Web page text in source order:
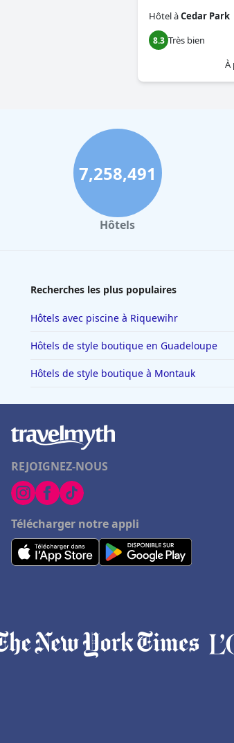
HôtelàCedar Park
8.3 Très bien
À
7,258,491
Hôtels
Recherches les plus populaires
Hôtels avec piscine à Riquewihr
Hôtels de style boutique en Guadeloupe
Hôtels de style boutique à Montauk
REJOIGNEZ-NOUS
Télécharger notre appli